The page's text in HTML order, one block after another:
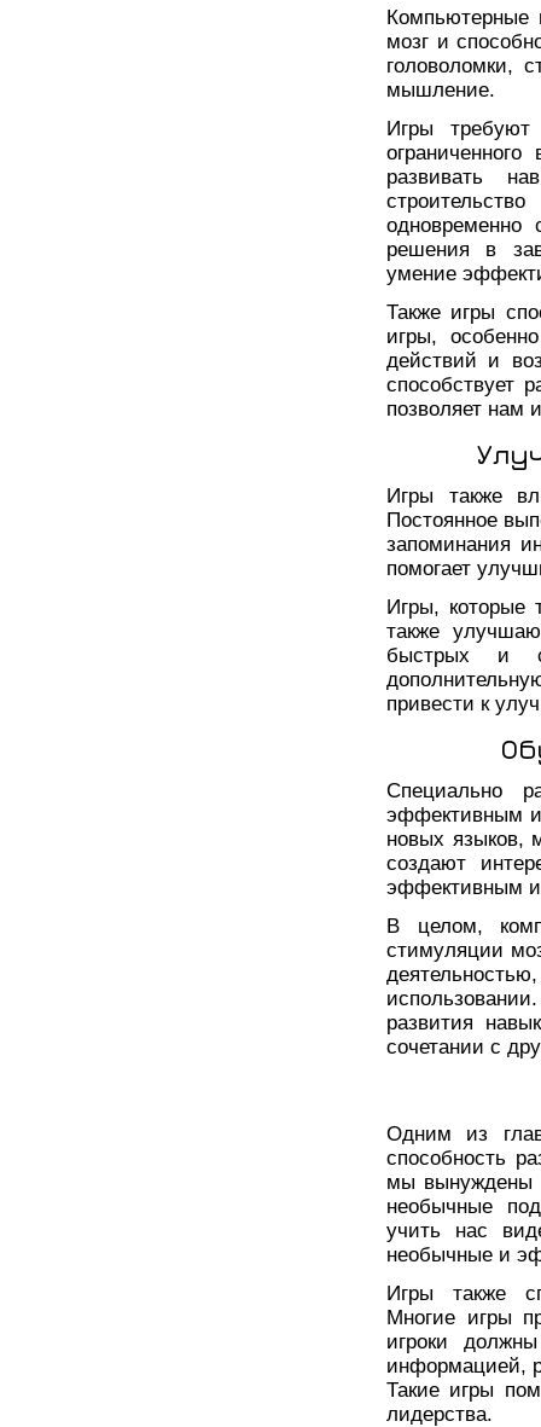
Компьютерные
мозг и
головоломки,
мышление.
Игры
развивать
одновременно
решения в
умение
Также игры
игры,
действий и
способствует
позволяет нам
Игры также
Постоянное
запоминания
помогает
Игры, которые
также
быстрых и
привести к
Специально
эффективным
новых языков,
создают
эффективным
В целом,
стимуляции
развития
сочетании с
Одним из
способность
мы вынуждены
необычные
учить нас
необычные и
Игры также
Многие игры
игроки
информацией,
Такие игры
лидерства.